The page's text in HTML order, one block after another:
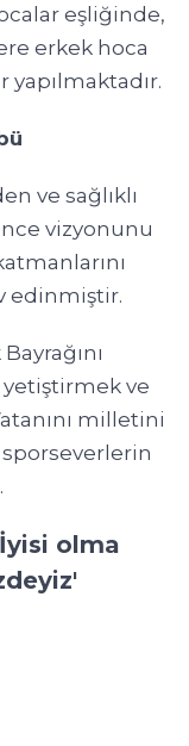
eşliğinde,
erkek hoca
yapılmaktadır.
ve sağlıklı
vizyonunu
edinmiştir.
yetiştirmek ve
milletini
olma